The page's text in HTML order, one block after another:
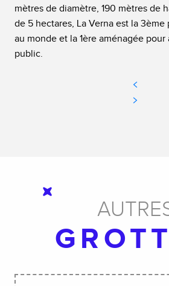
mètres de diamètre, 190 mètres de
de 5 hectares, La Verna est la
au monde et la 1ère aménagée
public.